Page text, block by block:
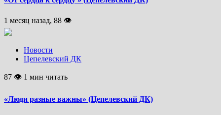
1 месяц назад, 88 👁
Новости
Цепелевский ДК
87 👁 1 мин читать
«Люди разные важны» (Цепелевский ДК)